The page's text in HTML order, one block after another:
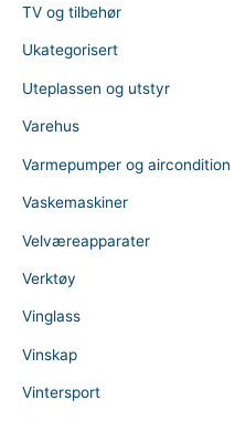
TV og tilbehør
Ukategorisert
Uteplassen og utstyr
Varehus
Varmepumper og aircondition
Vaskemaskiner
Velværeapparater
Verktøy
Vinglass
Vinskap
Vintersport